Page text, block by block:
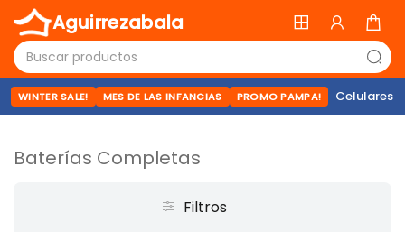
Aguirrezabala
WINTER SALE! MES DE LAS INFANCIAS PROMO PAMPA! Celulares
Baterías Completas
Filtros